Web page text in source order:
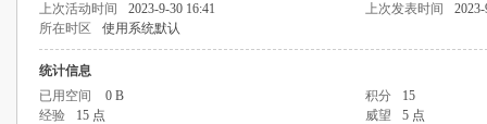
上次活动时间
2023-9-30 16:41 上次发表时间
所在时区
使用系统默认
统计信息
已用空间
0 B 积分
15
经验
15 点 威望
5 点